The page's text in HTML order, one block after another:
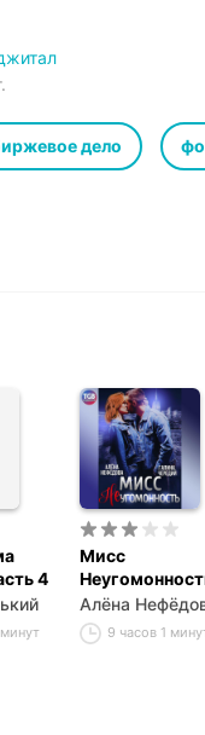
на рынке
и уж точно
Кто-то
долларов. Как?
История их
дело
4
Мисс
Алёна
9 часов 1